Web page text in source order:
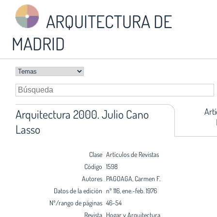
ARQUITECTURA DE
MADRID
Arquitectura 2000. Julio Cano
Lasso
Clase Artículos de Revistas
Código 1598
Autores PAGOAGA, Carmen F.
Datos de la edición nº 116, ene.-feb. 1976
Nº/rango de páginas 46-54
Revista Hogar y Arquitectura